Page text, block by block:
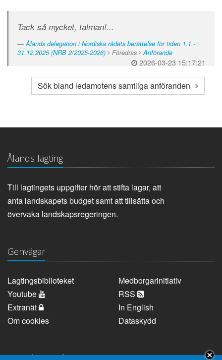
Tack så mycket, talman!...
Ålands delegation i Nordiska rådets berättelse för tiden 1.1.-
31.12.2025 (NRB 2/2025-2026)
Föredras Anförande
2026-03-23 15:17:21
Sök bland ledamotens samtliga anföranden
Ålands lagting
Till lagtingets uppgifter hör att stifta lagar, att
anta landskapets budget samt att tillsätta och
övervaka landskapsregeringen.
Genvägar
Lagtingsbiblioteket
Medborgarinitiativ
Youtube
RSS
Extranät
In English
Om cookies
Dataskydd